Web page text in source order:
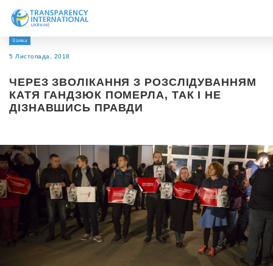
Про нас
Дослідження
Напрями роботи
Заява
5 Листопада, 2018
ЧЕРЕЗ ЗВОЛІКАННЯ З РОЗСЛІДУВАННЯМ
КАТЯ ГАНДЗЮК ПОМЕРЛА, ТАК І НЕ
ДІЗНАВШИСЬ ПРАВДИ